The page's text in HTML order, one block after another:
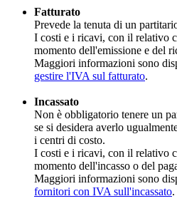
Fatturato
Prevede la tenuta di un
I costi e i ricavi, con il relativo
momento dell'emissione e del
Maggiori informazioni sono
gestire l'IVA sul fatturato.
Incassato
Non è obbligatorio tenere un
se si desidera averlo
i centri di costo.
I costi e i ricavi, con il relativo
momento dell'incasso o del
Maggiori informazioni sono
fornitori con IVA sull'incassato.